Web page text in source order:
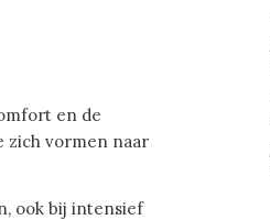
en de
zich vormen naar
ook bij intensief